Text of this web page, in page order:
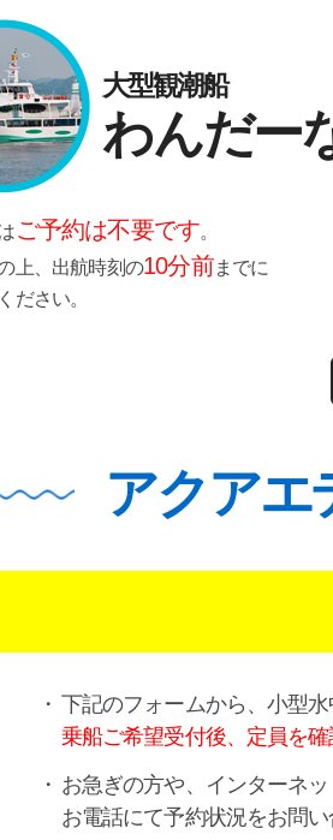
大型観潮船
わんだー
ご予約は不要です。
上、出航時刻の10分前までに
ださい。
アクアエ
下記のフォームから、小型
乗船ご希望受付後、定員を
お急ぎの方や、インターネ
お電話にて予約状況をお問い